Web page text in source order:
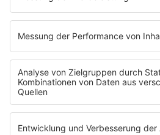
Übersicht
bigFM App
radio.de
radioplayer.de
Partner
WERBUNG